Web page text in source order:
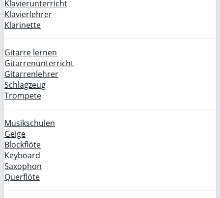
Klavierunterricht
Klavierlehrer
Klarinette
Gitarre lernen
Gitarrenunterricht
Gitarrenlehrer
Schlagzeug
Trompete
Musikschulen
Geige
Blockflöte
Keyboard
Saxophon
Querflöte